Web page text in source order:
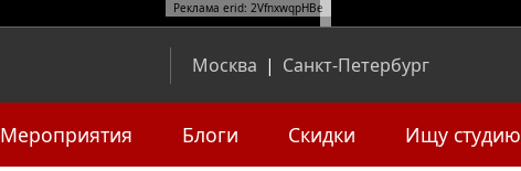
Реклама erid: 2VfnxwqpHBe
Москва | Санкт-Петербург
Мероприятия Блоги Скидки Ищу студию